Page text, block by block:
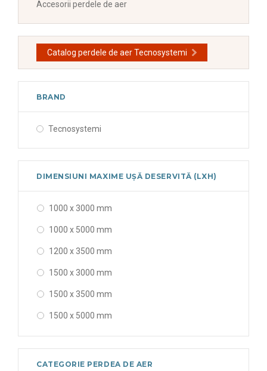
Accesorii perdele de aer
Catalog perdele de aer Tecnosystemi
BRAND
Tecnosystemi
DIMENSIUNI MAXIME UȘĂ DESERVITĂ (LXH)
1000 x 3000 mm
1000 x 5000 mm
1200 x 3500 mm
1500 x 3000 mm
1500 x 3500 mm
1500 x 5000 mm
2000 x 3000 mm
CATEGORIE PERDEA DE AER